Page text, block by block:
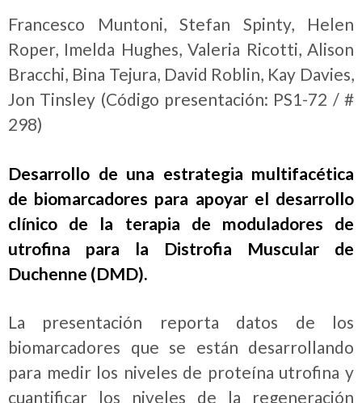
Francesco Muntoni, Stefan Spinty, Helen
Roper, Imelda Hughes, Valeria Ricotti, Alison
Bracchi, Bina Tejura, David Roblin, Kay Davies,
Jon Tinsley (Código presentación: PS1-72 / #
298)
Desarrollo de una estrategia multifacética
de biomarcadores para apoyar el desarrollo
clínico de la terapia de moduladores de
utrofina para la Distrofia Muscular de
Duchenne (DMD).
La presentación reporta datos de los
biomarcadores que se están desarrollando
para medir los niveles de proteína utrofina y
cuantificar los niveles de la regeneración